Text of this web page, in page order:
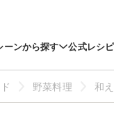
ーンから探す 公式レシピ
野菜料理 和